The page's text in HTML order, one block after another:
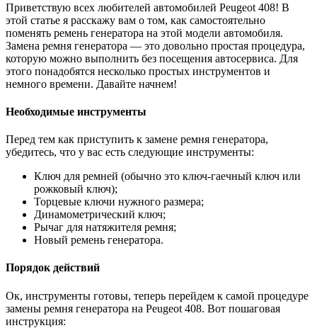
Приветствую всех любителей автомобилей Peugeot 408! В
этой статье я расскажу вам о том, как самостоятельно
поменять ремень генератора на этой модели автомобиля.
Замена ремня генератора — это довольно простая процедура,
которую можно выполнить без посещения автосервиса. Для
этого понадобятся несколько простых инструментов и
немного времени. Давайте начнем!
Необходимые инструменты
Перед тем как приступить к замене ремня генератора,
убедитесь, что у вас есть следующие инструменты:
Ключ для ремней (обычно это ключ-гаечный ключ или
рожковый ключ);
Торцевые ключи нужного размера;
Динамометрический ключ;
Рычаг для натяжителя ремня;
Новый ремень генератора.
Порядок действий
Ок, инструменты готовы, теперь перейдем к самой процедуре
замены ремня генератора на Peugeot 408. Вот пошаговая
инструкция: